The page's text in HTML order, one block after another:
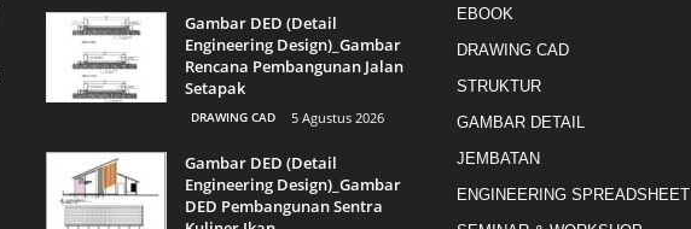
Gambar DED (Detail
Engineering Design)_Gambar
Rencana Pembangunan Jalan
Setapak
DRAWING CAD 5 Agustus 2026
Gambar DED (Detail
Engineering Design)_Gambar
DED Pembangunan Sentra
EBOOK
DRAWING CAD
STRUKTUR
GAMBAR DETAIL
JEMBATAN
ENGINEERING SPREADSHEET